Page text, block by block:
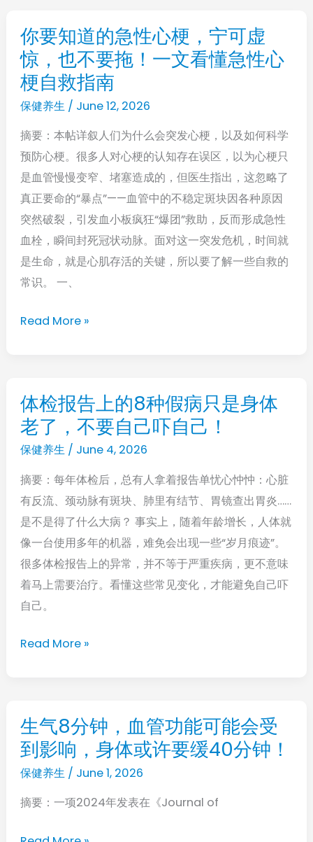
学，
健
康
饮
食
习
惯
值
得
借
鉴
你要知道的急性心梗，宁可虚
惊，也不要拖！一文看懂急性心
梗自救指南
保健养生/ June 12, 2026
摘要：本帖详叙人们为什么会突发心梗，以及如何科学
预防心梗。很多人对心梗的认知存在误区，以为心梗只
是血管慢慢变窄、堵塞造成的，但医生指出，这忽略了
真正要命的“暴点”——血管中的不稳定斑块因各种原因
突然破裂，引发血小板疯狂“爆团”救助，反而形成急性
血栓，瞬间封死冠状动脉。面对这一突发危机，时间就
是生命，就是心肌存活的关键，所以要了解一些自救的
常识。 一、
你
要
知
道
急
性
心
梗，
宁
可
虚
惊，
不
一
文
看
懂
急
性
心
梗
自
救
指
Read More »
体检报告上的8种假病只是身体
老了，不要自己吓自己！
保健养生/ June 4, 2026
摘要：每年体检后，总有人拿着报告单忧心忡忡：心脏
有反流、颈动脉有斑块、肺里有结节、胃镜查出胃炎……
是不是得了什么大病？ 事实上，随着年龄增长，人体就
像一台使用多年的机器，难免会出现一些“岁月痕迹”。
很多体检报告上的异常，并不等于严重疾病，更不意味
着马上需要治疗。看懂这些常见变化，才能避免自己吓
自己。
体
检
报
上
的
8
种
假
病
只
了，
不
要
自
己
Read More »
生气8分钟，血管功能可能会受
到影响，身体或许要缓40分钟！
保健养生 / June 1, 2026
摘要：一项2024年发表在《Journal of
生
气
8
钟，